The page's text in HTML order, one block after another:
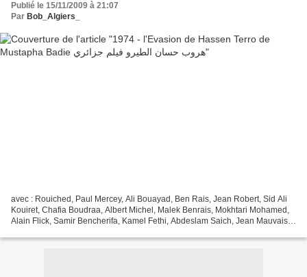
Publié le 15/11/2009 à 21:07
Par Bob_Algiers_
avec : Rouiched, Paul Mercey, Ali Bouayad, Ben Rais, Jean Robert, Sid Ali
Kouiret, Chafia Boudraa, Albert Michel, Malek Benrais, Mokhtari Mohamed,
Alain Flick, Samir Bencherifa, Kamel Fethi, Abdeslam Saich, Jean Mauvais,